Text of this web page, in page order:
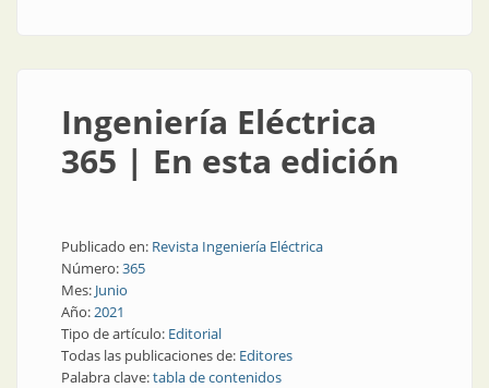
Ingeniería Eléctrica
365 | En esta edición
Publicado en: Revista Ingeniería Eléctrica
Número:365
Mes: Junio
Año:2021
Tipo de artículo: Editorial
Todas las publicaciones de: Editores
Palabra clave:tabla de contenidos